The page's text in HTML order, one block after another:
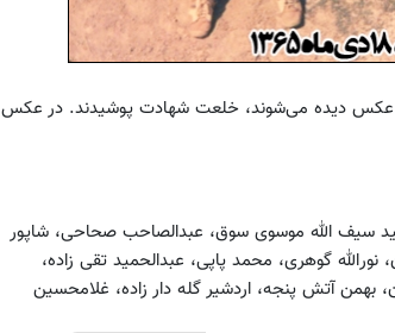
23 نفر از کسانی که در عکس دیده می‌شوند، خلعت شهادت پوشیدند. در عکس
سیف الله موسوی سوق، عبدالصاحب صحاحی، شاپور
گوهری، محمد پاپی، عبدالحمید تقی زاده،
آتش پنجه، اردشیر گله دار زاده، غلامحسین